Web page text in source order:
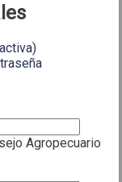
Agropecuario